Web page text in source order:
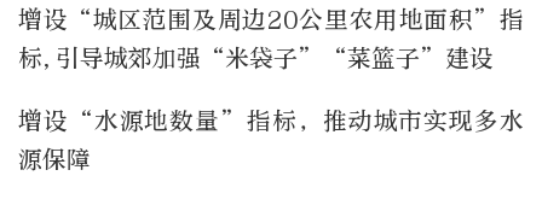
增设“城区范围及周边20公里农用地面积”指
标,引导城郊加强“米袋子”“菜篮子”建设
增设“水源地数量”指标，推动城市实现多水
源保障